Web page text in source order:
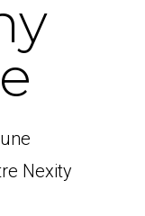
Nexity